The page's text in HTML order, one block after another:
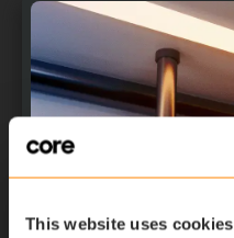
This website uses cookies